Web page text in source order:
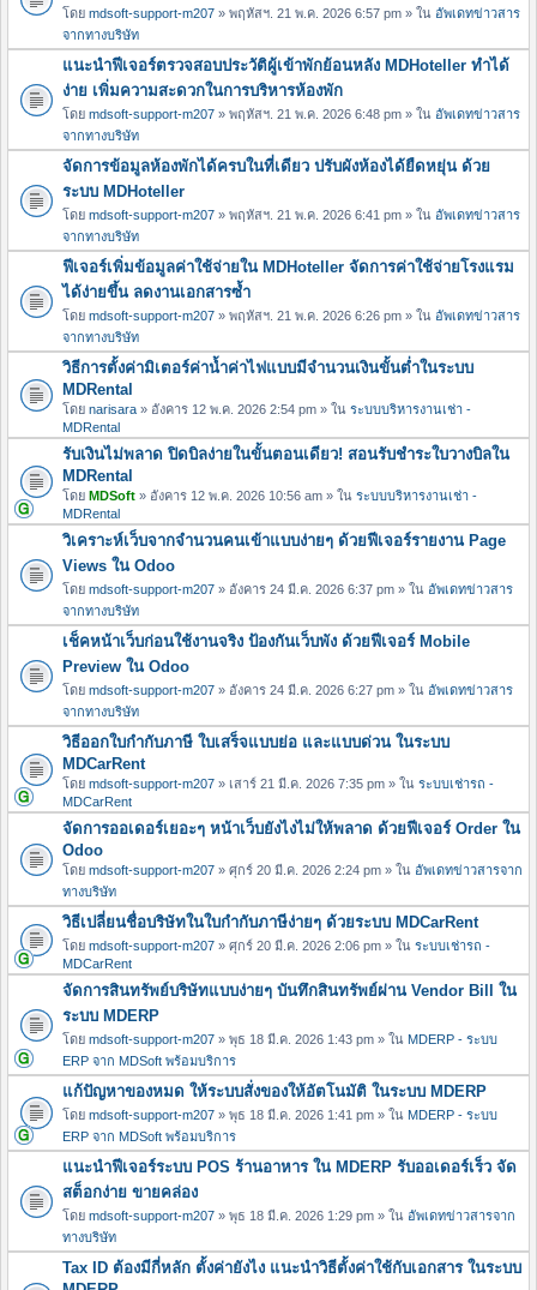
โดย mdsoft-support-m207 » พฤหัสฯ. 21 พ.ค. 2026 6:57 pm » ใน อัพเดทข่าวสาร
จากทางบริษัท
แนะนำฟีเจอร์ตรวจสอบประวัติผู้เข้าพักย้อนหลัง MDHoteller ทำได้
ง่าย เพิ่มความสะดวกในการบริหารห้องพัก
โดย mdsoft-support-m207 » พฤหัสฯ. 21 พ.ค. 2026 6:48 pm » ใน อัพเดทข่าวสาร
จากทางบริษัท
จัดการข้อมูลห้องพักได้ครบในที่เดียว ปรับผังห้องได้ยืดหยุ่น ด้วย
ระบบ MDHoteller
โดย mdsoft-support-m207 » พฤหัสฯ. 21 พ.ค. 2026 6:41 pm » ใน อัพเดทข่าวสาร
จากทางบริษัท
ฟีเจอร์เพิ่มข้อมูลค่าใช้จ่ายใน MDHoteller จัดการค่าใช้จ่ายโรงแรม
ได้ง่ายขึ้น ลดงานเอกสารซ้ำ
โดย mdsoft-support-m207 » พฤหัสฯ. 21 พ.ค. 2026 6:26 pm » ใน อัพเดทข่าวสาร
จากทางบริษัท
วิธีการตั้งค่ามิเตอร์ค่าน้ำค่าไฟแบบมีจำนวนเงินขั้นต่ำในระบบ
MDRental
โดย narisara » อังคาร 12 พ.ค. 2026 2:54 pm » ใน ระบบบริหารงานเช่า -
MDRental
รับเงินไม่พลาด ปิดบิลง่ายในขั้นตอนเดียว! สอนรับชำระใบวางบิลใน
MDRental
โดย MDSoft » อังคาร 12 พ.ค. 2026 10:56 am » ใน ระบบบริหารงานเช่า -
MDRental
วิเคราะห์เว็บจากจำนวนคนเข้าแบบง่ายๆ ด้วยฟีเจอร์รายงาน Page
Views ใน Odoo
โดย mdsoft-support-m207 » อังคาร 24 มี.ค. 2026 6:37 pm » ใน อัพเดทข่าวสาร
จากทางบริษัท
เช็คหน้าเว็บก่อนใช้งานจริง ป้องกันเว็บพัง ด้วยฟีเจอร์ Mobile
Preview ใน Odoo
โดย mdsoft-support-m207 » อังคาร 24 มี.ค. 2026 6:27 pm » ใน อัพเดทข่าวสาร
จากทางบริษัท
วิธีออกใบกำกับภาษี ใบเสร็จแบบย่อ และแบบด่วน ในระบบ
MDCarRent
โดย mdsoft-support-m207 » เสาร์ 21 มี.ค. 2026 7:35 pm » ใน ระบบเช่ารถ -
MDCarRent
จัดการออเดอร์เยอะๆ หน้าเว็บยังไงไม่ให้พลาด ด้วยฟีเจอร์ Order ใน
Odoo
โดย mdsoft-support-m207 » ศุกร์ 20 มี.ค. 2026 2:24 pm » ใน อัพเดทข่าวสารจาก
ทางบริษัท
วิธีเปลี่ยนชื่อบริษัทในใบกำกับภาษีง่ายๆ ด้วยระบบ MDCarRent
โดย mdsoft-support-m207 » ศุกร์ 20 มี.ค. 2026 2:06 pm » ใน ระบบเช่ารถ -
MDCarRent
จัดการสินทรัพย์บริษัทแบบง่ายๆ บันทึกสินทรัพย์ผ่าน Vendor Bill ใน
ระบบ MDERP
โดย mdsoft-support-m207 » พุธ 18 มี.ค. 2026 1:43 pm » ใน MDERP - ระบบ
ERP จาก MDSoft พร้อมบริการ
แก้ปัญหาของหมด ให้ระบบสั่งของให้อัตโนมัติ ในระบบ MDERP
โดย mdsoft-support-m207 » พุธ 18 มี.ค. 2026 1:41 pm » ใน MDERP - ระบบ
ERP จาก MDSoft พร้อมบริการ
แนะนำฟีเจอร์ระบบ POS ร้านอาหาร ใน MDERP รับออเดอร์เร็ว จัด
สต็อกง่าย ขายคล่อง
โดย mdsoft-support-m207 » พุธ 18 มี.ค. 2026 1:29 pm » ใน อัพเดทข่าวสารจาก
ทางบริษัท
Tax ID ต้องมีกี่หลัก ตั้งค่ายังไง แนะนำวิธีตั้งค่าใช้กับเอกสาร ในระบบ